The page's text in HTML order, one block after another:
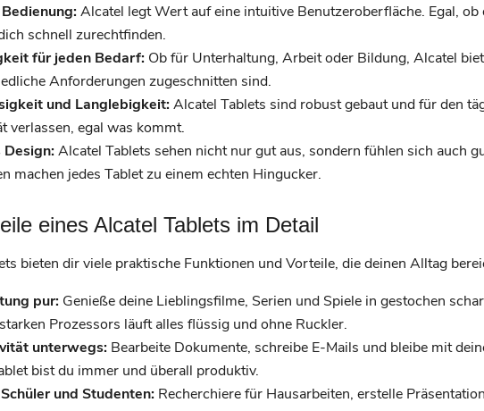
Alcatel legt Wert auf eine intuitive Benutzeroberfläche. Egal,
schnell zurechtfinden.
für jeden Bedarf: Ob für Unterhaltung, Arbeit oder Bildung, Alcatel
Anforderungen zugeschnitten sind.
und Langlebigkeit:Alcatel Tablets sind robust gebaut und für den
verlassen, egal was kommt.
Design:Alcatel Tablets sehen nicht nur gut aus, sondern fühlen sich auch
machen jedes Tablet zu einem echten Hingucker.
eines Alcatel Tablets im Detail
bieten dir viele praktische Funktionen und Vorteile, die deinen Alltag
pur: Genieße deine Lieblingsfilme, Serien und Spiele in gestochen
Prozessors läuft alles flüssig und ohne Ruckler.
unterwegs: Bearbeite Dokumente, schreibe E-Mails und bleibe mit
bist du immer und überall produktiv.
und Studenten: Recherchiere für Hausarbeiten, erstelle